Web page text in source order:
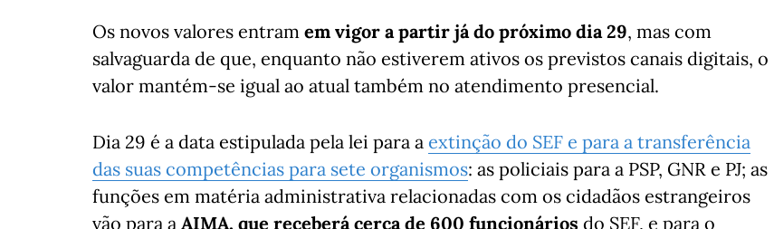
Os novos valores entram em vigor a partir já do próximo dia 29, mas com
salvaguarda de que, enquanto não estiverem ativos os previstos canais digitais, o
valor mantém-se igual ao atual também no atendimento presencial.
Dia 29 é a data estipulada pela lei para a extinção do SEF e para a transferência
das suas competências para sete organismos: as policiais para a PSP, GNR e PJ; as
funções em matéria administrativa relacionadas com os cidadãos estrangeiros
vão para a AIMA, que receberá cerca de 600 funcionários do SEF, e para o